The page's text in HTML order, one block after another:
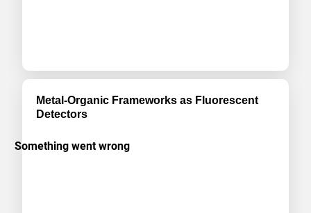
Metal-Organic Frameworks as Fluorescent
Detectors